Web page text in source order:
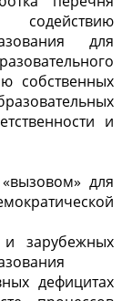
содействию
для
собственных
и
для
зарубежных
дефицитах